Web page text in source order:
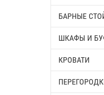
БАРНЫЕ
ШКАФЫ И
КРОВАТИ